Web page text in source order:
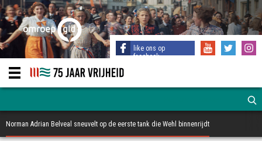
like ons op
facebook
Norman Adrian Belveal sneuvelt op de eerste tank die Wehl binnenrijdt
Norman Adrian Belveal - fotocollage Omroep